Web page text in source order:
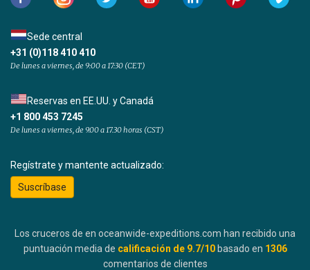
Sede central
+31 (0)118 410 410
De lunes a viernes, de 9:00 a 17:30 (CET)
Reservas en EE.UU. y Canadá
+1 800 453 7245
De lunes a viernes, de 9.00 a 17.30 horas (CST)
Regístrate y mantente actualizado:
Suscríbase
Los cruceros de en oceanwide-expeditions.com han recibido una
puntuación media de calificación de 9.7/10 basado en 1306
comentarios de clientes